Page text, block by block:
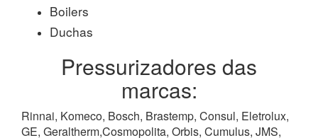
Boilers
Duchas
Pressurizadores das
marcas:
Rinnai, Komeco, Bosch, Brastemp, Consul, Eletrolux,
GE, Geraltherm,Cosmopolita, Orbis, Cumulus, JMS,